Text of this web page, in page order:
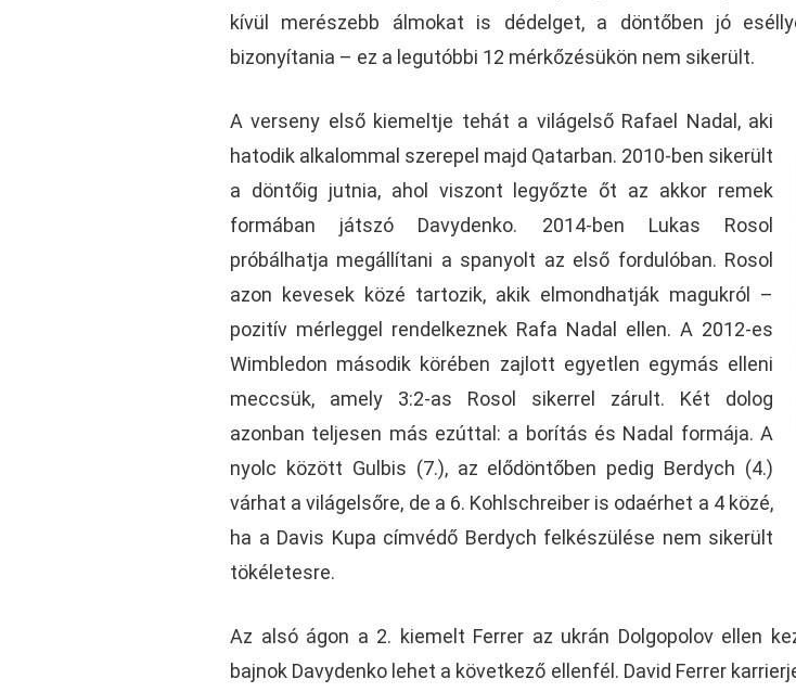
kívül merészebb álmokat is dédelget, a döntőben jó
bizonyítania – ez a legutóbbi 12 mérkőzésükön nem sikerült.
A verseny első kiemeltje tehát a világelső Rafael Nadal, aki
hatodik alkalommal szerepel majd Qatarban. 2010-ben sikerült
a döntőig jutnia, ahol viszont legyőzte őt az akkor remek
formában játszó Davydenko. 2014-ben Lukas Rosol
próbálhatja megállítani a spanyolt az első fordulóban. Rosol
azon kevesek közé tartozik, akik elmondhatják magukról –
pozitív mérleggel rendelkeznek Rafa Nadal ellen. A 2012-es
Wimbledon második körében zajlott egyetlen egymás elleni
meccsük, amely 3:2-as Rosol sikerrel zárult. Két dolog
azonban teljesen más ezúttal: a borítás és Nadal formája. A
nyolc között Gulbis (7.), az elődöntőben pedig Berdych (4.)
várhat a világelsőre, de a 6. Kohlschreiber is odaérhet a 4 közé,
ha a Davis Kupa címvédő Berdych felkészülése nem sikerült
tökéletesre.
Az alsó ágon a 2. kiemelt Ferrer az ukrán Dolgopolov ellen
bajnok Davydenko lehet a következő ellenfél. David Ferrer